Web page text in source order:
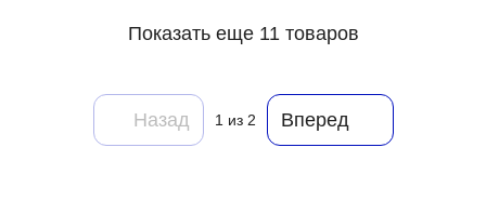
Показать еще 11 товаров
Назад 1 из 2 Вперед